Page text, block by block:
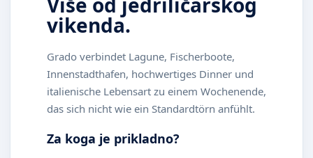
vikenda.
Grado verbindet Lagune, Fischerboote,
Innenstadthafen, hochwertiges Dinner und
italienische Lebensart zu einem Wochenende,
das sich nicht wie ein Standardtörn anfühlt.
Za koga je prikladno?